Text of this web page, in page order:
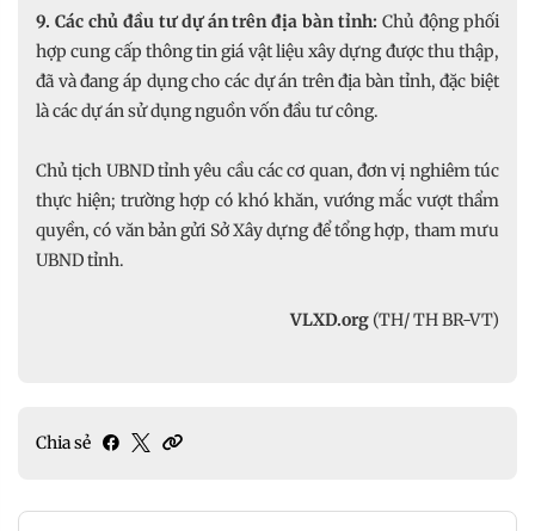
9. Các chủ đầu tư dự án trên địa bàn tỉnh: Chủ động phối
hợp cung cấp thông tin giá vật liệu xây dựng được thu thập,
đã và đang áp dụng cho các dự án trên địa bàn tỉnh, đặc biệt
là các dự án sử dụng nguồn vốn đầu tư công.
Chủ tịch UBND tỉnh yêu cầu các cơ quan, đơn vị nghiêm túc
thực hiện; trường hợp có khó khăn, vướng mắc vượt thẩm
quyền, có văn bản gửi Sở Xây dựng để tổng hợp, tham mưu
UBND tỉnh.
VLXD.org (TH/ TH BR-VT)
Chia sẻ